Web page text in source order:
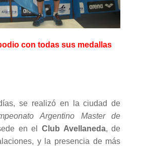
con todas sus medallas
se realizó en la ciudad de
Argentino Master de
en el Club Avellaneda, de
y la presencia de más